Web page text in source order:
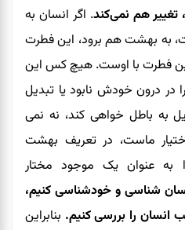
هم نمی‌کند. اگر انسان به
به بهشت هم برود، این فطرت
این فطرت با اوست. هیچ کس این
در درون خودش نابود یا تبدیل
به باطل خواهی کند، نه نمی
ماست، در تعریف بهشت
به عنوان یک موجود مختار
شناسی و خودشناسی کنیم،
انسان را بررسی کنیم. بنابراین